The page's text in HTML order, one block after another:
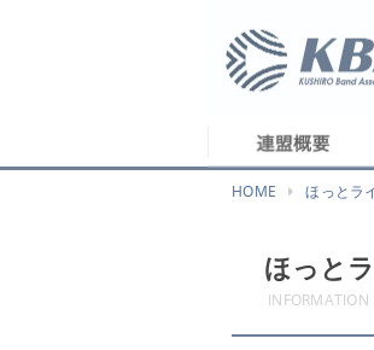
HOME ほっとラ
ほっと
INFORMATION